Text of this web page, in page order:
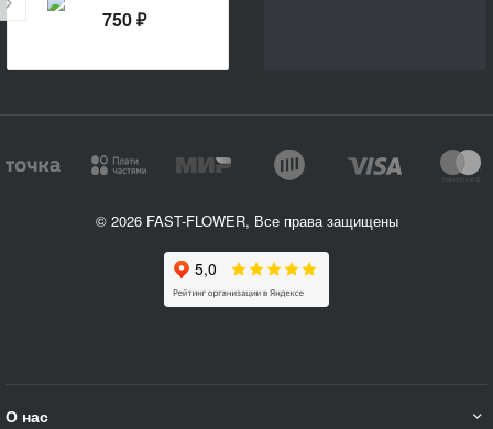
750 ₽
© 2026 FAST-FLOWER, Все права защищены
О нас